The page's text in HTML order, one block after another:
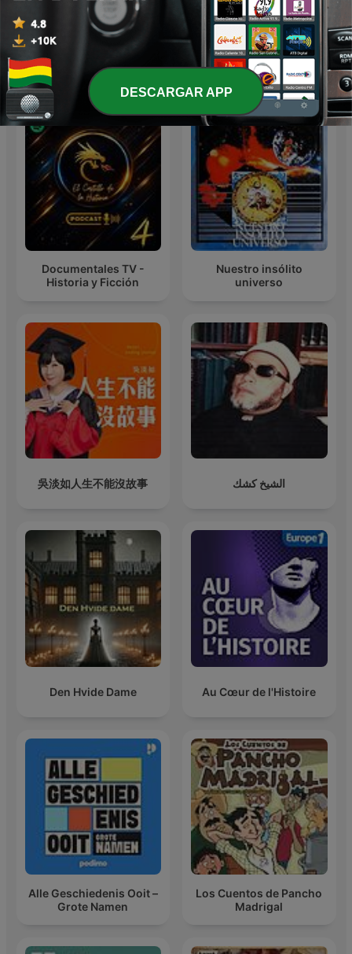
Todo Concostrina The Rest Is History
Más podcasts internacionales de Historia
Documentales TV -
Historia y Ficción
Nuestro insólito
universo
吳淡如人生不能沒故事 الشيخ كشك
Den Hvide Dame Au Cœur de l'Histoire
Alle Geschiedenis Ooit –
Grote Namen
Los Cuentos de Pancho
Madrigal
DESCARGAR APP